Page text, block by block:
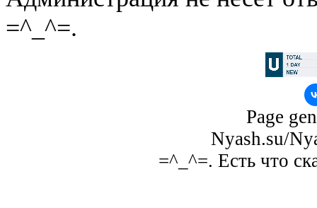
=^_^=.
Page
Nyash.su/
=^_^=. Есть что